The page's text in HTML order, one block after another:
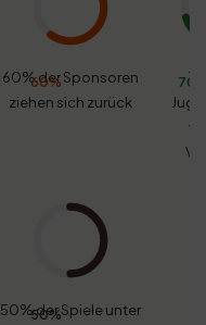
60%
60% der Sponsoren
ziehen sich zurück
50%
50% der Spiele unter